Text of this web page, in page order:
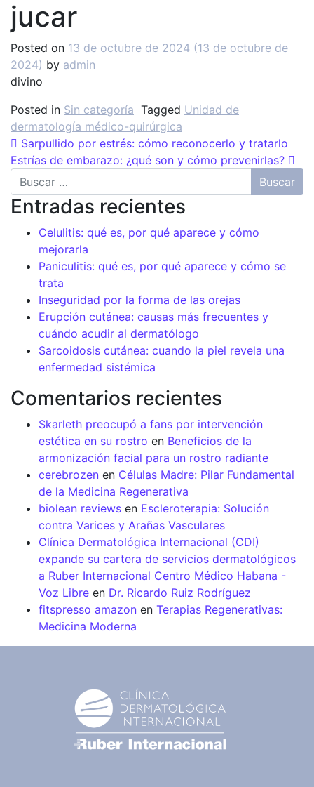
jucar
Posted on 13 de octubre de 2024 (13 de octubre de
2024) by admin
divino
Posted in Sin categoría Tagged Unidad de
dermatología médico-quirúrgica
Post navigation
Sarpullido por estrés: cómo reconocerlo y tratarlo
Estrías de embarazo: ¿qué son y cómo prevenirlas?
Buscar
Entradas recientes
Celulitis: qué es, por qué aparece y cómo
mejorarla
Paniculitis: qué es, por qué aparece y cómo se
trata
Inseguridad por la forma de las orejas
Erupción cutánea: causas más frecuentes y
cuándo acudir al dermatólogo
Sarcoidosis cutánea: cuando la piel revela una
enfermedad sistémica
Comentarios recientes
Skarleth preocupó a fans por intervención
estética en su rostro en Beneficios de la
armonización facial para un rostro radiante
cerebrozen en Células Madre: Pilar Fundamental
de la Medicina Regenerativa
biolean reviews en Escleroterapia: Solución
contra Varices y Arañas Vasculares
Clínica Dermatológica Internacional (CDI)
expande su cartera de servicios dermatológicos
a Ruber Internacional Centro Médico Habana -
Voz Libre en Dr. Ricardo Ruiz Rodríguez
fitspresso amazon en Terapias Regenerativas:
Medicina Moderna